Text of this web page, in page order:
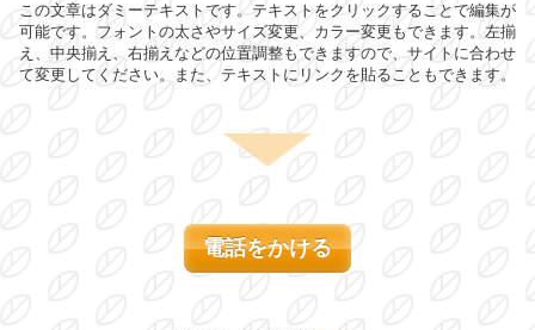
この文章はダミーテキストです。テキストをクリックすることで編集が
可能です。フォントの太さやサイズ変更、カラー変更もできます。左揃
え、中央揃え、右揃えなどの位置調整もできますので、サイトに合わせ
て変更してください。また、テキストにリンクを貼ることもできます。
電話をかける